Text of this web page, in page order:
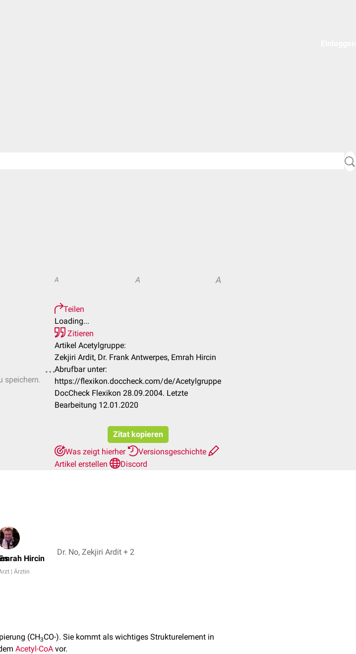
speichern.
A A A
Teilen
Loading...
Zitieren
Artikel Acetylgruppe:
Zekjiri Ardit, Dr. Frank Antwerpes, Emrah Hircin
Abrufbar unter:
https://flexikon.doccheck.com/de/Acetylgruppe
DocCheck Flexikon 28.09.2004. Letzte
Bearbeitung 12.01.2020
Zitat kopieren
Was zeigt hierher
Versionsgeschichte
Artikel erstellen
Discord
Hircin
| Ärztin
Dr. No, Zekjiri Ardit + 2
(CH3CO-). Sie kommt als wichtiges Strukturelement in
Acetyl-CoA vor.